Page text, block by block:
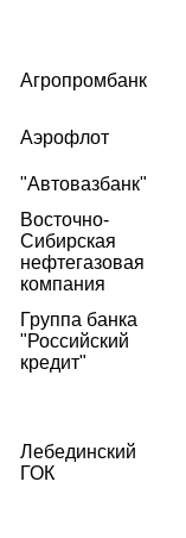
Агропромбанк
Аэрофлот
"Автовазбанк"
Восточно-
Сибирская
нефтегазовая
компания
Группа банка
"Российский
кредит"
Лебединский
ГОК